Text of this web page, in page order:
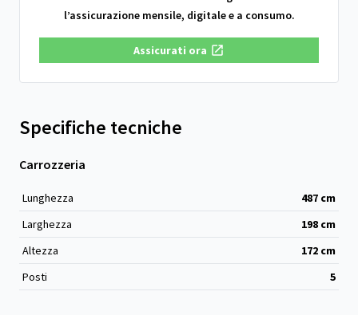
l’assicurazione mensile, digitale e a consumo.
Assicurati ora
Specifiche tecniche
Carrozzeria
Lunghezza 487 cm
Larghezza
198 cm
Altezza
172 cm
Posti
5